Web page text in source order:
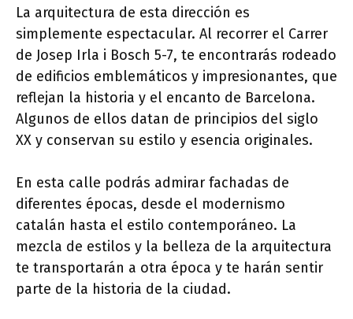
La arquitectura de esta dirección es
simplemente espectacular. Al recorrer el Carrer
de Josep Irla i Bosch 5-7, te encontrarás rodeado
de edificios emblemáticos y impresionantes, que
reflejan la historia y el encanto de Barcelona.
Algunos de ellos datan de principios del siglo
XX y conservan su estilo y esencia originales.
En esta calle podrás admirar fachadas de
diferentes épocas, desde el modernismo
catalán hasta el estilo contemporáneo. La
mezcla de estilos y la belleza de la arquitectura
te transportarán a otra época y te harán sentir
parte de la historia de la ciudad.